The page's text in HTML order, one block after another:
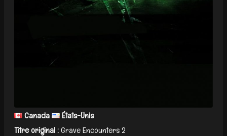
Canada
États-Unis
Titre original :Grave Encounters 2